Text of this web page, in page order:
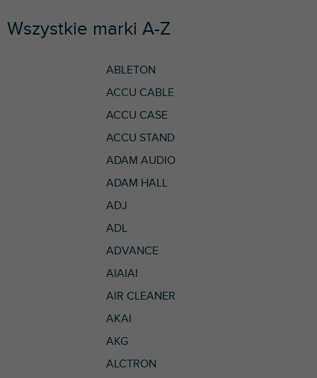
Wszystkie marki A-Z
ABLETON
ACCU CABLE
ACCU CASE
ACCU STAND
ADAM AUDIO
ADAM HALL
ADJ
ADL
ADVANCE
AIAIAI
AIR CLEANER
AKAI
AKG
ALCTRON